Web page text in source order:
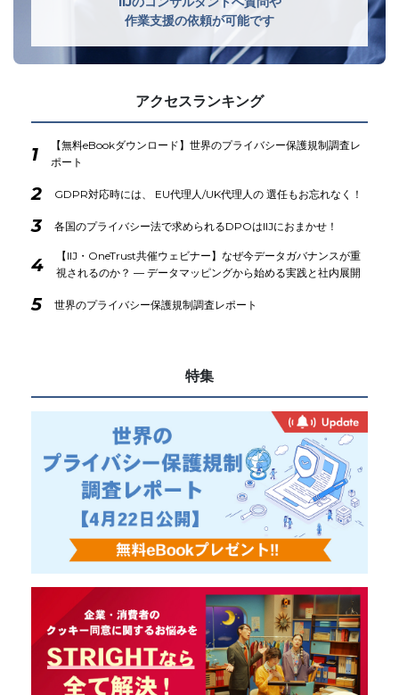
作業支援の依頼が可能です
アクセスランキング
1
【無料eBookダウンロード】世界のプライバシー保護規制調査レ
ポート
2 GDPR対応時には、 EU代理人/UK代理人の 選任もお忘れなく！
3 各国のプライバシー法で求められるDPOはIIJにおまかせ！
4
【IIJ・OneTrust共催ウェビナー】なぜ今データガバナンスが重
視されるのか？ ― データマッピングから始める実践と社内展開
5 世界のプライバシー保護規制調査レポート
特集